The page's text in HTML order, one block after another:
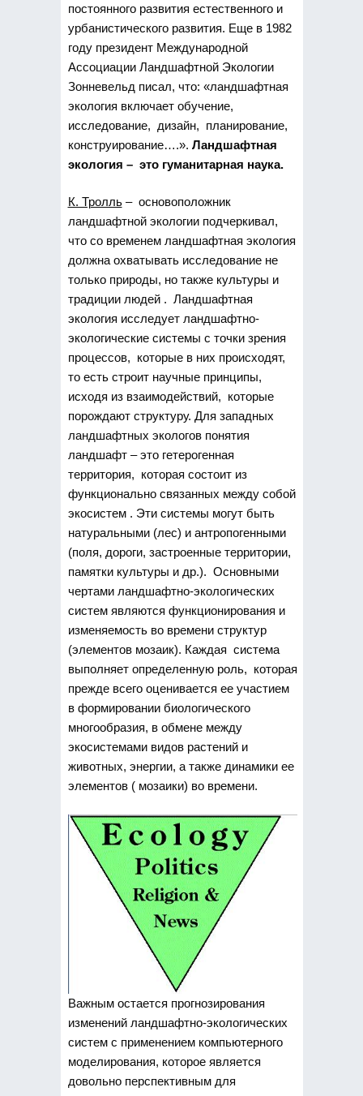
постоянного развития естественного и
урбанистического развития. Еще в 1982
году президент Международной
Ассоциации Ландшафтной Экологии
Зонневельд писал, что: «ландшафтная
экология включает обучение,
исследование, дизайн, планирование,
конструирование….». Ландшафтная
экология – это гуманитарная наука.
К. Тролль– основоположник
ландшафтной экологии подчеркивал,
что со временем ландшафтная экология
должна охватывать исследование не
только природы, но также культуры и
традиции людей . Ландшафтная
экология исследует ландшафтно-
экологические системы с точки зрения
процессов, которые в них происходят,
то есть строит научные принципы,
исходя из взаимодействий, которые
порождают структуру. Для западных
ландшафтных экологов понятия
ландшафт – это гетерогенная
территория, которая состоит из
функционально связанных между собой
экосистем . Эти системы могут быть
натуральными (лес) и антропогенными
(поля, дороги, застроенные территории,
памятки культуры и др.). Основными
чертами ландшафтно-экологических
систем являются функционирования и
изменяемость во времени структур
(элементов мозаик). Каждая система
выполняет определенную роль, которая
прежде всего оценивается ее участием
в формировании биологического
многообразия, в обмене между
экосистемами видов растений и
животных, энергии, а также динамики ее
элементов ( мозаики) во времени.
Важным остается прогнозирования
изменений ландшафтно-экологических
систем с применением компьютерного
моделирования, которое является
довольно перспективным для